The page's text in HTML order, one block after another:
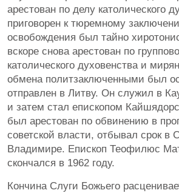
арестован по делу католического
приговорен к тюремному
освобождения был тайно
вскоре снова арестован по
католического духовенства и
обмена политзаключенными был
отправлен в Литву. Он служил в
и затем стал епископом
был арестован по обвинению в
советской власти, отбывал срок в
Владимире. Епископ Теофилюс
скончался в 1962 году.
Кончина Слуги Божьего